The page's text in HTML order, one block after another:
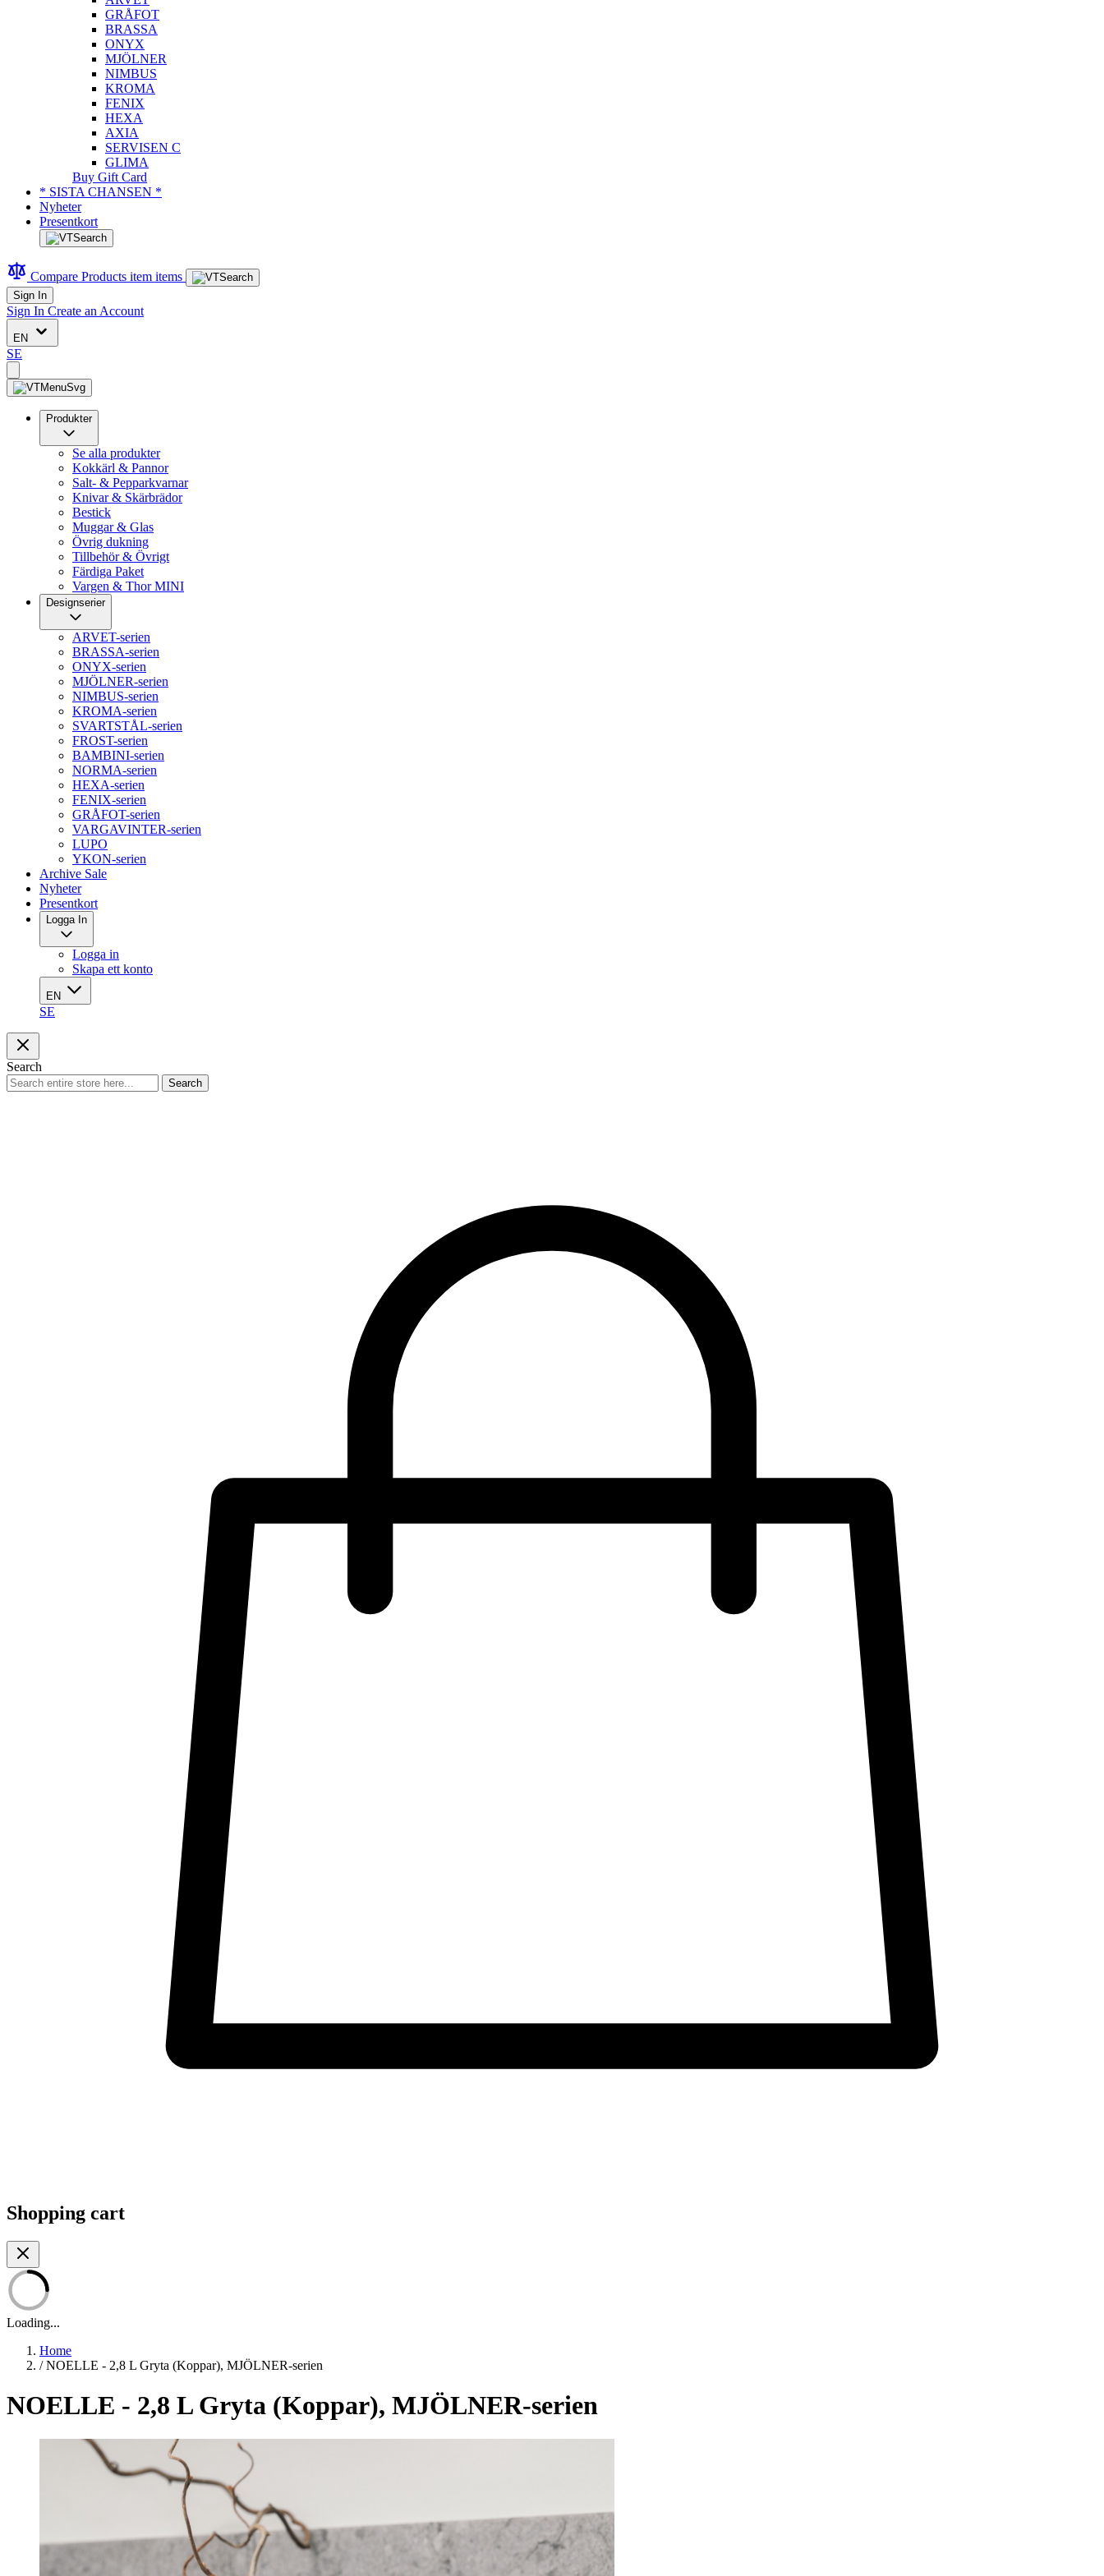
GRÅFOT
BRASSA
ONYX
MJÖLNER
NIMBUS
KROMA
FENIX
HEXA
AXIA
SERVISEN C
GLIMA
Buy Gift Card
* SISTA CHANSEN *
Nyheter
Presentkort
Compare Products item items
Sign In
Sign In Create an Account
EN
SE
Produkter
Se alla produkter
Kokkärl & Pannor
Salt- & Pepparkvarnar
Knivar & Skärbrädor
Bestick
Muggar & Glas
Övrig dukning
Tillbehör & Övrigt
Färdiga Paket
Vargen & Thor MINI
Designserier
ARVET-serien
BRASSA-serien
ONYX-serien
MJÖLNER-serien
NIMBUS-serien
KROMA-serien
SVARTSTÅL-serien
FROST-serien
BAMBINI-serien
NORMA-serien
HEXA-serien
FENIX-serien
GRÅFOT-serien
VARGAVINTER-serien
LUPO
YKON-serien
Archive Sale
Nyheter
Presentkort
Logga In
Logga in
Skapa ett konto
EN
SE
Search
Search
Shopping cart
Loading...
Home
/ NOELLE - 2,8 L Gryta (Koppar), MJÖLNER-serien
NOELLE - 2,8 L Gryta (Koppar), MJÖLNER-serien